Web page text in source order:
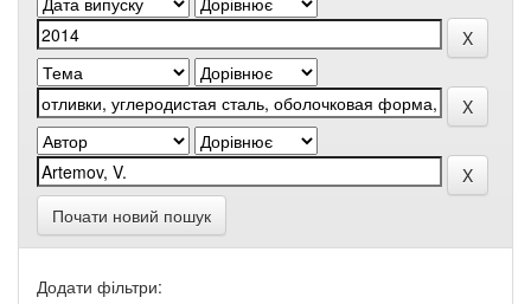
Почати новий пошук
Додати фільтри: